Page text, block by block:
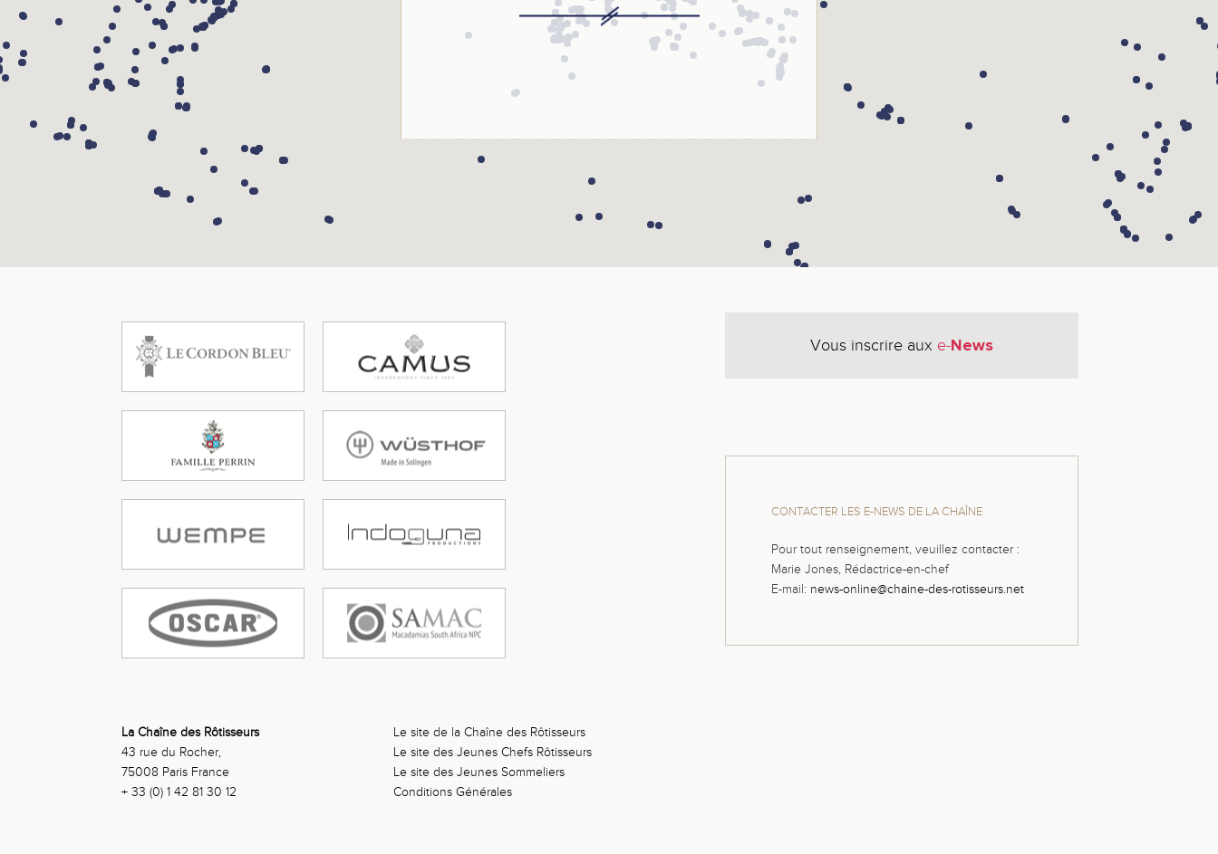
Vous inscrire aux e-News
CONTACTER LES E-NEWS DE LA CHAÎNE
Pour tout renseignement, veuillez contacter :
Marie Jones, Rédactrice-en-chef
E-mail: news-online@chaine-des-rotisseurs.net
La Chaîne des Rôtisseurs
43 rue du Rocher,
75008 Paris France
+ 33 (0) 1 42 81 30 12
Le site de la Chaîne des Rôtisseurs
Le site des Jeunes Chefs Rôtisseurs
Le site des Jeunes Sommeliers
Conditions Générales